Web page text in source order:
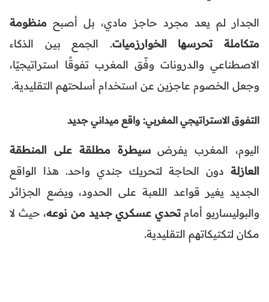
الجدار لم يعد مجرد حاجز مادي، بل أصبح منظومة
متكاملة تحرسها الخوارزميات. الجمع بين الذكاء
الاصطناعي والدرونات وفّق المغرب تفوقًا استراتيجيًا،
وجعل الخصوم عاجزين عن استخدام أسلحتهم التقليدية.
التفوق الاستراتيجي المغربي: واقع ميداني جديد
اليوم، المغرب يفرضسيطرة مطلقة على المنطقة
العازلة دون الحاجة لتحريك جندي واحد. هذا الواقع
الجديد يغير قواعد اللعبة على الحدود، ويضع الجزائر
والبوليساريو أمامتحدي عسكري جديد من نوعه، حيث لا
مكان لتكتيكاتهم التقليدية.